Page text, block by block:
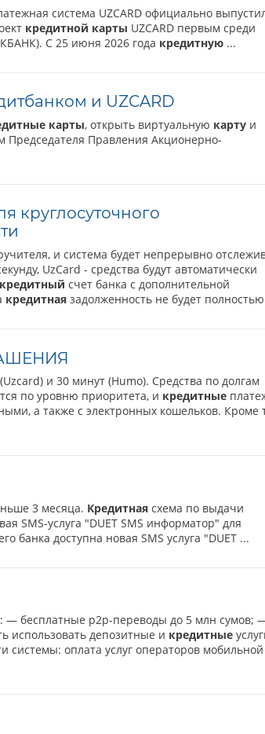
система UZCARD официально
кредитной карты UZCARD первым среди
С 25 июня 2026 года кредитную...
и UZCARD
карты, открыть виртуальную картуи
Председателя Правления Акционерно-
круглосуточного
и система будет непрерывно
UzCard - средства будут автоматически
кредитный счет банка с дополнительной
кредитнаязадолженность не будет
и 30 минут (Humo). Средства по долгам
по уровню приоритета, и кредитные
а также с электронных кошельков. Кроме
3 месяца. Кредитнаясхема по выдачи
SMS-услуга "DUET SMS информатор" для
банка доступна новая SMS услуга "DUET ...
— бесплатные p2p-переводы до 5 млн сумов;
использовать депозитные и кредитные
оплата услуг операторов мобильной